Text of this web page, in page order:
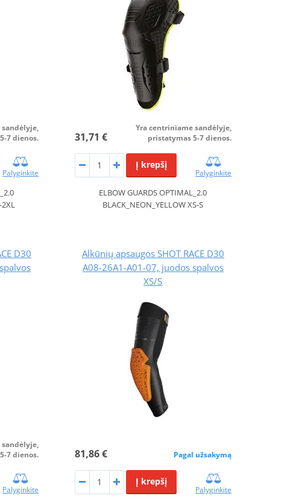
7 dienos.
Palyginkite
2XL
31,71 €
Yra centriniame sandėlyje,
pristatymas 5-7 dienos.
Į krepšį
Palyginkite
ELBOW GUARDS OPTIMAL_2.0
BLACK_NEON_YELLOW XS-S
D30
7 dienos.
Palyginkite
Alkūnių apsaugos SHOT RACE D30
A08-26A1-A01-07, juodos spalvos
XS/S
81,86 € Pagal užsakymą
Į krepšį
Palyginkite